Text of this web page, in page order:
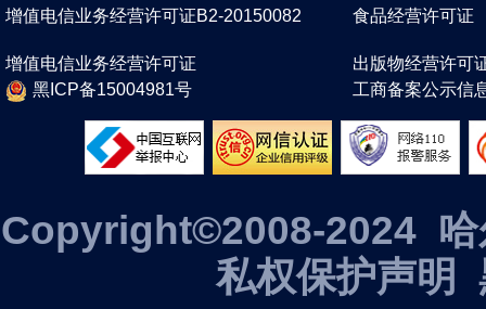
增值电信业务经营许可证B2-20150082 食品经营许可证
增值电信业务经营许可证
出版物经营许可
黑ICP备15004981号
工商备案公示信
Copyright©2008-2024 哈
私权保护声明